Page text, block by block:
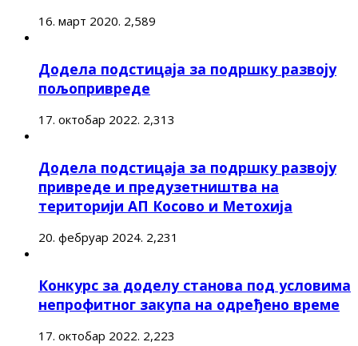
16. март 2020. 2,589
Додела подстицаја за подршку развоју
пољопривреде
17. октобар 2022. 2,313
Додела подстицаја за подршку развоју
привреде и предузетништва на
територији АП Косово и Метохија
20. фебруар 2024. 2,231
Конкурс за доделу станова под условима
непрофитног закупа на одређено време
17. октобар 2022. 2,223